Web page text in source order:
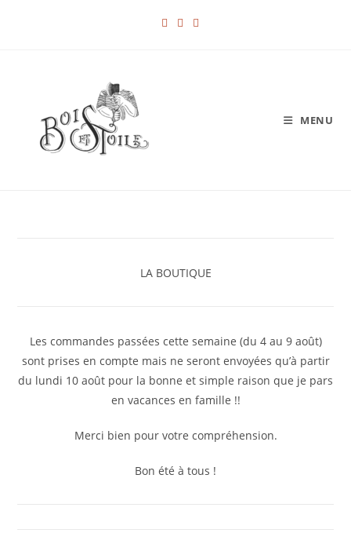
MENU
LA BOUTIQUE
Les commandes passées cette semaine (du 4 au 9 août)
sont prises en compte mais ne seront envoyées qu’à partir
du lundi 10 août pour la bonne et simple raison que je pars
en vacances en famille !!
Merci bien pour votre compréhension.
Bon été à tous !